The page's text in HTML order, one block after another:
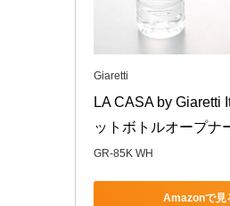
Giaretti
LA CASA by Giaretti
ットボトルオープナ
GR-85K WH
Amazonで見